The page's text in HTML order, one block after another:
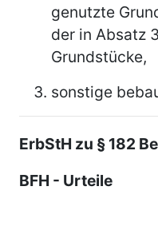
genutzte
der in Absatz
Grundstücke,
sonstige
ErbStH zu § 182
BFH - Urteile